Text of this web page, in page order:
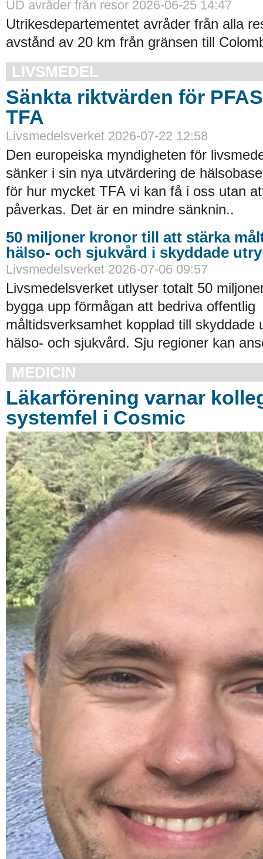
UD avråder från resor 2026-06-25 14:47
Utrikesdepartementet avråder från alla
avstånd av 20 km från gränsen till
LIVSMEDEL
Sänkta riktvärden för
TFA
Livsmedelsverket 2026-07-22 12:58
Den europeiska myndigheten för
sänker i sin nya utvärdering de
för hur mycket TFA vi kan få i oss utan
påverkas. Det är en mindre sänknin..
50 miljoner kronor till att stärka
hälso- och sjukvård i skyddade
Livsmedelsverket 2026-07-06 09:57
Livsmedelsverket utlyser totalt 50
bygga upp förmågan att bedriva offentlig
måltidsverksamhet kopplad till skyddade
hälso- och sjukvård. Sju regioner kan
MEDICIN
Läkarförening varnar
systemfel i Cosmic